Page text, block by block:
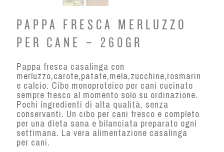
PAPPA FRESCA MERLUZZO
PER CANE – 260GR
Pappa fresca casalinga con
merluzzo,carote,patate,mela,zucchine,rosmarino
e calcio. Cibo monoproteico per cani cucinato
sempre fresco al momento solo su ordinazione.
Pochi ingredienti di alta qualità, senza
conservanti. Un cibo per cani fresco e completo
per una dieta sana e bilanciata preparato ogni
settimana. La vera alimentazione casalinga
per cani.